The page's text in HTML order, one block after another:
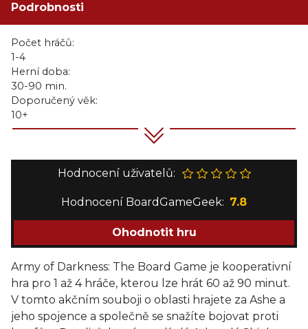
Podrobnosti
Počet hráčů:
1-4
Herní doba:
30-90 min.
Doporučený věk:
10+
Hodnocení uživatelů:
Hodnocení BoardGameGeek: 7.8
Ohodnotit hru
Army of Darkness: The Board Game je kooperativní
hra pro 1 až 4 hráče, kterou lze hrát 60 až 90 minut.
V tomto akčním souboji o oblasti hrajete za Ashe a
jeho spojence a společně se snažíte bojovat proti